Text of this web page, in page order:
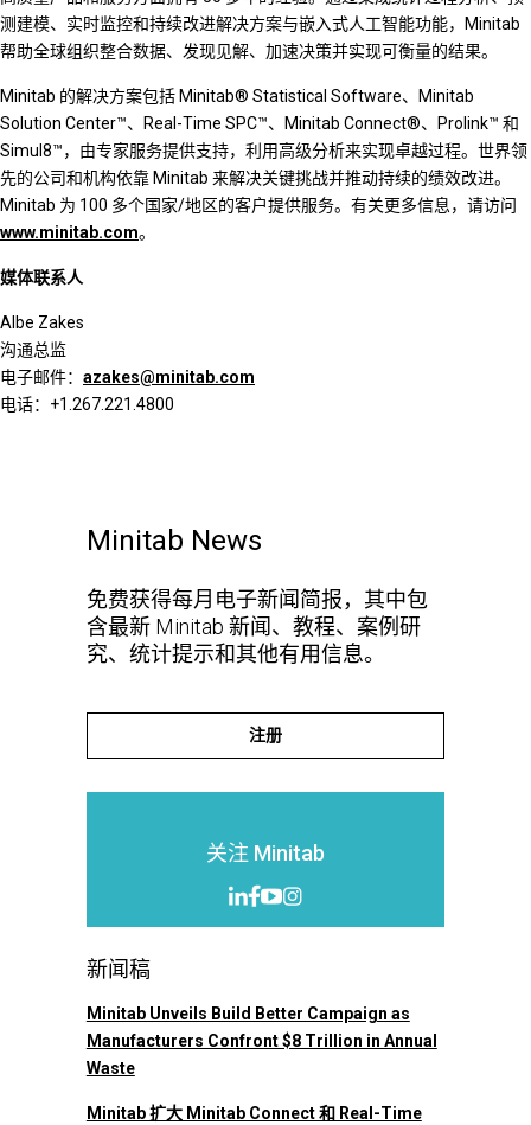
测建模、实时监控和持续改进解决方案与嵌入式人工智能功能，Minitab
帮助全球组织整合数据、发现见解、加速决策并实现可衡量的结果。
Minitab 的解决方案包括 Minitab® Statistical Software、Minitab
Solution Center™、Real-Time SPC™、Minitab Connect®、Prolink™ 和
Simul8™，由专家服务提供支持，利用高级分析来实现卓越过程。世界领
先的公司和机构依靠 Minitab 来解决关键挑战并推动持续的绩效改进。
Minitab 为 100 多个国家/地区的客户提供服务。有关更多信息，请访问
www.minitab.com。
媒体联系人
Albe Zakes
沟通总监
电子邮件： azakes@minitab.com
电话：+1.267.221.4800
Minitab News
免费获得每月电子新闻简报，其中包
含最新 Minitab 新闻、教程、案例研
究、统计提示和其他有用信息。
注册
关注 Minitab
新闻稿
Minitab Unveils Build Better Campaign as
Manufacturers Confront $8 Trillion in Annual
Waste
Minitab 扩大 Minitab Connect 和 Real-Time